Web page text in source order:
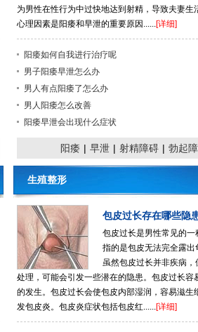
为男性在性行为中过快地达到射精，导致夫妻生
心理因素是阳痿和早泄的重要原因......[详细]
阳痿如何自我进行治疗呢
男子阳痿早泄怎么办
男人有点阳痿了怎么办
男人阳痿怎么改善
阳痿早泄会出现什么症状
阳痿 | 早泄 | 射精障碍 | 勃起
生殖整形
包皮过长存在哪些隐
包皮过长是男性常见的一
指的是包皮无法完全露出
虽然包皮过长并非疾病，
处理，可能会引发一些潜在的隐患。包皮过长容
的发生。包皮过长会使包皮内部湿润，容易滋生
发包皮炎。包皮炎症状包括包皮红......[详细]